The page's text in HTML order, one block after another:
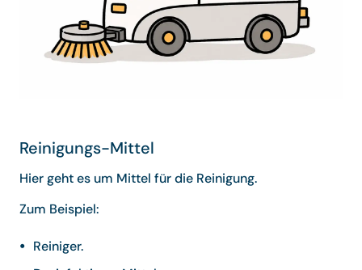
Reinigungs-Mittel
Hier geht es um Mittel für die Reinigung.
Zum Beispiel:
Reiniger.